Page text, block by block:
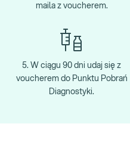
maila z voucherem.
5. W ciągu 90 dni udaj się z
voucherem do Punktu Pobrań
Diagnostyki.